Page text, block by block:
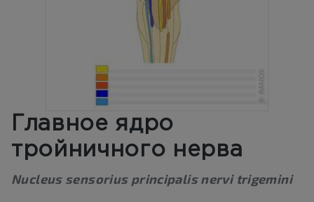
Главное ядро
тройничного нерва
Nucleus sensorius principalis nervi trigemini